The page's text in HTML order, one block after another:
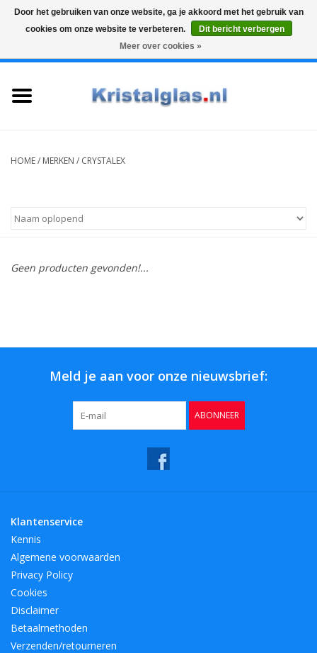
Graveren
Cadeaus
Bar & Wijn
HOME/ MERKEN / CRYSTALEX
Geen producten gevonden!...
Meld je aan voor onze nieuwsbrief:
ABONNEER
Klantenservice
Kennis
Algemene voorwaarden
Privacy Policy
Cookies
Disclaimer
Betaalmethoden
Verzenden/retourneren
Door het gebruiken van onze website, ga je akkoord met het gebruik van
cookies om onze website te verbeteren.
Dit bericht verbergen
Meer over cookies »